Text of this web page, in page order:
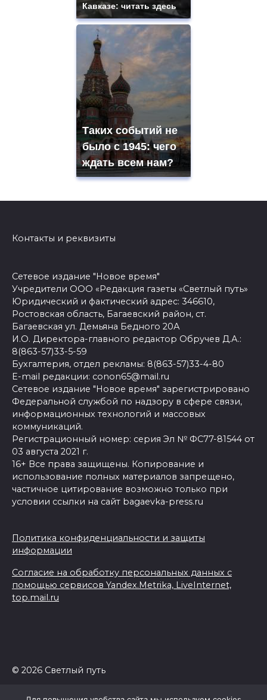
Кавказе: читать здесь
Таких событий не
было с 1945: чего
ждать всем нам?
Контакты и реквизиты
Сетевое издание "Новое время"
Учредители ООО «Редакция газеты «Светлый путь»
Юридический и фактический адрес: 346610,
Ростовская область, Багаевский район, ст.
Багаевская ул. Демьяна Бедного 20А
И.О. Директора-главного редактор Обручев Д.А.:
8(863-57)33-5-59
Бухгалтерия, отдел рекламы: 8(863-57)33-4-80
E-mail редакции: conon65@mail.ru
Сетевое издание "Новое время" зарегистрировано
Федеральной службой по надзору в сфере связи,
информационных технологий и массовых
коммуникаций.
Регистрационный номер: серия Эл № ФС77-81544 от
03 августа 2021 г.
16+ Все права защищены. Копирование и
использование полных материалов запрещено,
частичное цитирование возможно только при
условии ссылки на сайт bagaevka-press.ru
Политика конфиденциальности и защиты
информации
Согласие на обработку персональных данных с
помощью сервисов Yandex.Metrika, LiveInternet,
top.mail.ru
© 2026 Светлый путь